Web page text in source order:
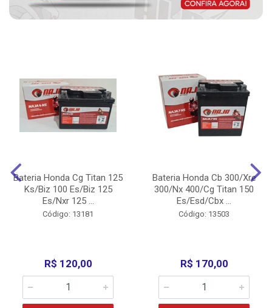
Bateria Honda Cg Titan 125
Ks/Biz 100 Es/Biz 125
Es/Nxr 125 ...
Código: 13181
R$ 120,00
Bateria Honda Cb 300/Xre
300/Nx 400/Cg Titan 150
Es/Esd/Cbx ...
Código: 13503
R$ 170,00